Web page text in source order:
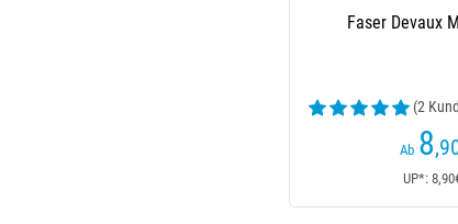
Faser Devaux
(2
Ab 8
UP*: